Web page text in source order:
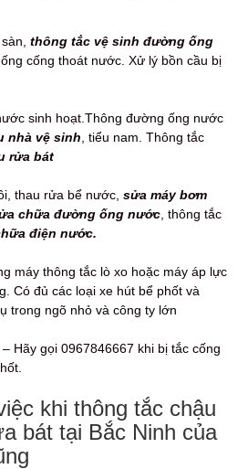
thông tắc vệ sinh đường ống
cống thoát nước. Xử lý bồn cầu bị
sinh hoạt.Thông đường ống nước
nhà vệ sinh , tiểu nam. Thông tắc
rửa bát
thau rửa bể nước, sửa máy bơm
chữa đường ống nước , thông tắc
điện nước.
máy thông tắc lò xo hoặc máy áp lực
Có đủ các loại xe hút bể phốt và
trong ngõ nhỏ và công ty lớn
Hãy gọi 0967846667 khi bị tắc cống
khi thông tắc chậu
bát tại Bắc Ninh của